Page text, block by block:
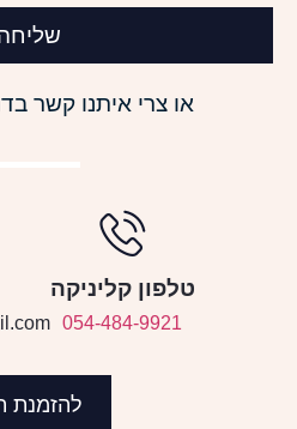
או צרי איתנו קשר
טלפון קליניקה
054-484-9921
להזמנת